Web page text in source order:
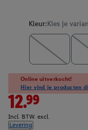
Kleur:Kies je
Online uitverkocht!
Hier vind je producten
12.99
Incl. BTW. excl.
Levering